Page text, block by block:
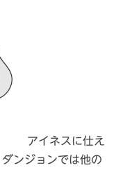
アイネスに仕え
ンジョンでは他の